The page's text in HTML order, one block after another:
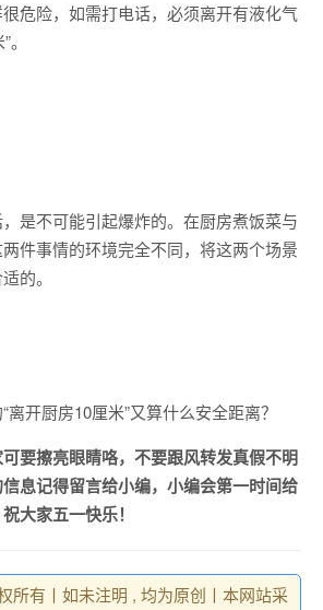
危险，如需打电话，必须离开有液化气
是不可能引起爆炸的。在厨房煮饭菜与
件事情的环境完全不同，将这两个场景
的。
离开厨房10厘米”又算什么安全距离？
要擦亮眼睛咯，不要跟风转发真假不明
息记得留言给小编，小编会第一时间给
大家五一快乐！
所有丨如未注明 , 均为原创丨本网站采